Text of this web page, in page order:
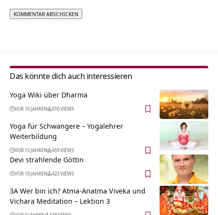
Das könnte dich auch interessieren
Yoga Wiki über Dharma
VOR 10 JAHREN 910 VIEWS
Yoga für Schwangere – Yogalehrer
Weiterbildung
VOR 15 JAHREN 459 VIEWS
Devi strahlende Göttin
VOR 10 JAHREN 423 VIEWS
3A Wer bin ich? Atma-Anatma Viveka und
Vichara Meditation – Lektion 3